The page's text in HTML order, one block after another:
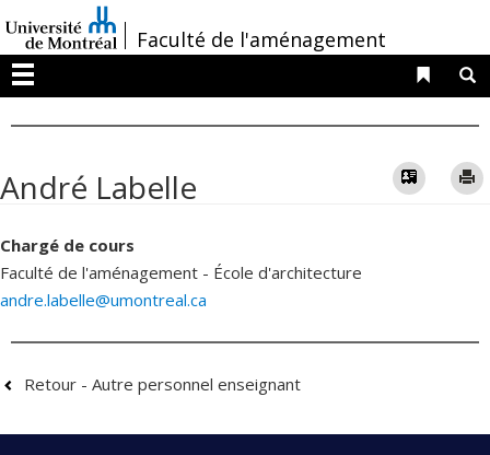
au
contenu
/Faculté de l'aménagement
Menu
Liens
André Labelle Vcard
Chargé de cours
Faculté de l'aménagement - École d'architecture
andre.labelle@umontreal.ca
Retour - Autre personnel enseignant